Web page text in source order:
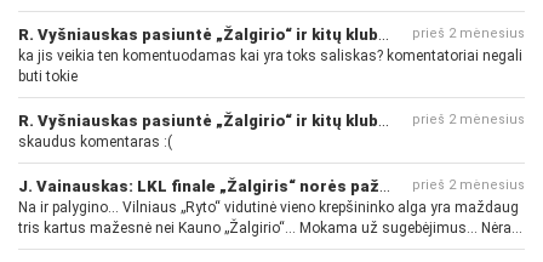
prieš 2 mėnesius
ka jis veikia ten komentuodamas kai yra toks saliskas? komentatoriai negali
buti tokie
prieš 2 mėnesius
skaudus komentaras :(
prieš 2 mėnesius
Na ir palygino... Vilniaus „Ryto“ vidutinė vieno krepšininko alga yra maždaug
tris kartus mažesnė nei Kauno „Žalgirio“... Mokama už sugebėjimus... Nėra
pinigų - nėra gerų žaidėjų...